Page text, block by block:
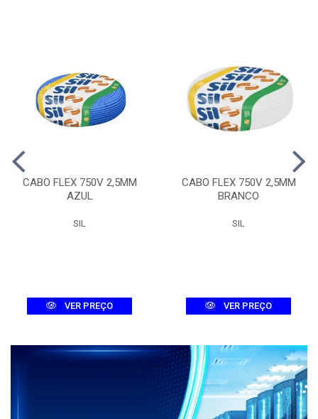
CABO FLEX 750V 2,5MM
AZUL
SIL
VER PREÇO
CABO FLEX 750V 2,5MM
BRANCO
SIL
VER PREÇO